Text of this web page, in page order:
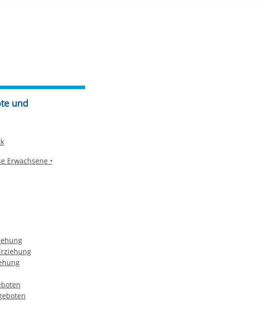
Cookies, die erforderlich zur Bereitstellung
Website-Funktionen sind. Diese Cookies setzen wir
von einer Einwilligung.
und
Erwachsene •